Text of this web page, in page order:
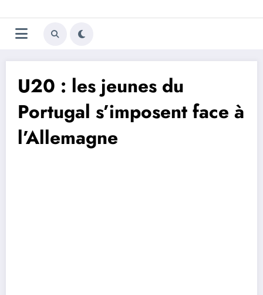
au
contenu
Trivela
L'actualité du football
U20 : les jeunes du
Portugal s’imposent face à
l’Allemagne